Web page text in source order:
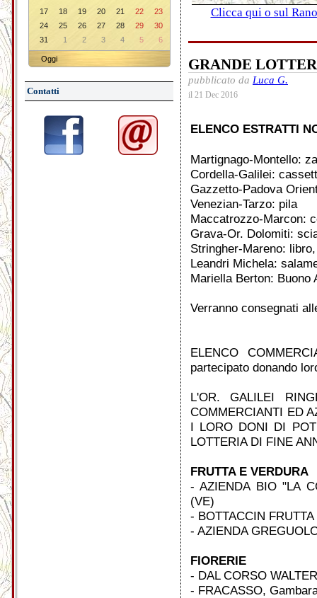
17
18 19 20 21 22
23
24
25 26 27 28 29
30
31
1 2 3 4 5 6
Oggi
Contatti
Clicca qui o sul
GRANDE
pubblicato da Luca G.
il 21 Dec 2016
ELENCO ESTRATTI
Martignago-Montello:
Cordella-Galilei:
Gazzetto-Padova
Venezian-Tarzo: pila
Maccatrozzo-Marcon:
Grava-Or. Dolomiti:
Stringher-Mareno:
Leandri Michela:
Mariella Berton: Buono
Verranno consegnati
ELENCO
partecipato donando
L'OR. GALILEI
COMMERCIANTI ED
I LORO DONI DI
LOTTERIA DI FINE
FRUTTA E VERDURA
- AZIENDA BIO "LA
(VE)
- BOTTACCIN
- AZIENDA
FIORERIE
- DAL CORSO
- FRACASSO,